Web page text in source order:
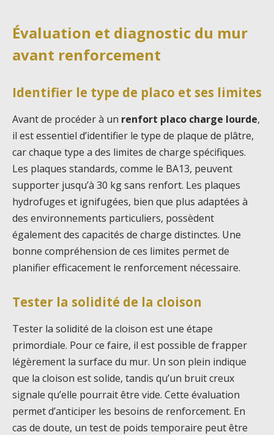
Évaluation et diagnostic du mur
avant renforcement
Identifier le type de placo et ses limites
Avant de procéder à un renfort placo charge lourde,
il est essentiel d’identifier le type de plaque de plâtre,
car chaque type a des limites de charge spécifiques.
Les plaques standards, comme le BA13, peuvent
supporter jusqu’à 30 kg sans renfort. Les plaques
hydrofuges et ignifugées, bien que plus adaptées à
des environnements particuliers, possèdent
également des capacités de charge distinctes. Une
bonne compréhension de ces limites permet de
planifier efficacement le renforcement nécessaire.
Tester la solidité de la cloison
Tester la solidité de la cloison est une étape
primordiale. Pour ce faire, il est possible de frapper
légèrement la surface du mur. Un son plein indique
que la cloison est solide, tandis qu’un bruit creux
signale qu’elle pourrait être vide. Cette évaluation
permet d’anticiper les besoins de renforcement. En
cas de doute, un test de poids temporaire peut être